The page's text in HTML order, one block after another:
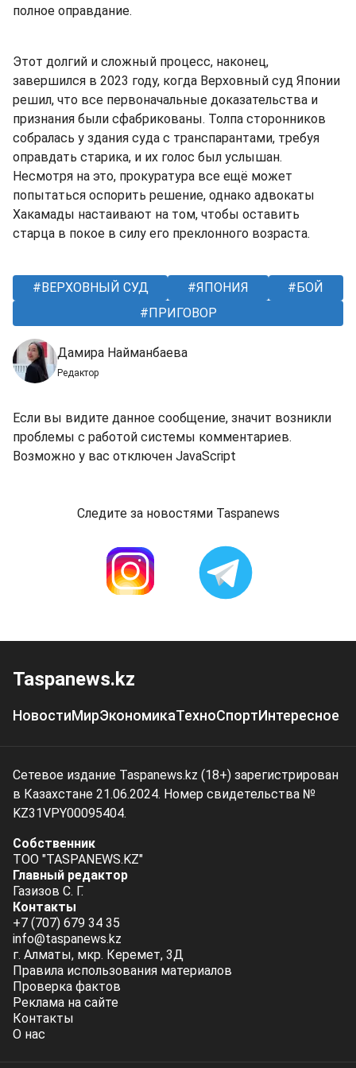
полное оправдание.
Этот долгий и сложный процесс, наконец,
завершился в 2023 году, когда Верховный суд Японии
решил, что все первоначальные доказательства и
признания были сфабрикованы. Толпа сторонников
собралась у здания суда с транспарантами, требуя
оправдать старика, и их голос был услышан.
Несмотря на это, прокуратура все ещё может
попытаться оспорить решение, однако адвокаты
Хакамады настаивают на том, чтобы оставить
старца в покое в силу его преклонного возраста.
ВЕРХОВНЫЙ СУД ЯПОНИЯ
БОЙ
ПРИГОВОР
Дамира Найманбаева
Редактор
Если вы видите данное сообщение, значит возникли
проблемы с работой системы комментариев.
Возможно у вас отключен JavaScript
Следите за новостями Taspanews
Taspanews.kz
НовостиМирЭкономикаТехноСпортИнтересное
Сетевое издание Taspanews.kz (18+) зарегистрирован
в Казахстане 21.06.2024. Номер свидетельства №
KZ31VPY00095404.
Собственник
ТОО "TASPANEWS.KZ"
Главный редактор
Газизов С. Г.
Контакты
+7 (707) 679 34 35
info@taspanews.kz
г. Алматы, мкр. Керемет, 3Д
Правила использования материалов
Проверка фактов
Реклама на сайте
Контакты
О нас